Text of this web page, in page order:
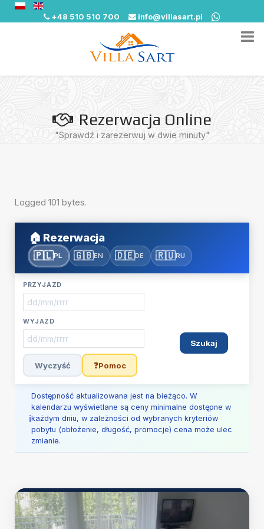
+48 510 510 700 info@villasart.pl
Rezerwacja Online
"Sprawdź i zarezerwuj w dwie minuty"
Logged 101 bytes.
🏠 Rezerwacja
🇵🇱PL 🇬🇧EN 🇩🇪DE 🇷🇺RU
PRZYJAZD
WYJAZD
Szukaj
Wyczyść ❓Pomoc
Dostępność aktualizowana jest na bieżąco. W
kalendarzu wyświetlane są ceny minimalne dostępne w
każdym dniu, w zależności od wybranych kryteriów
pobytu (obłożenie, długość, promocje) cena może ulec
zmianie.